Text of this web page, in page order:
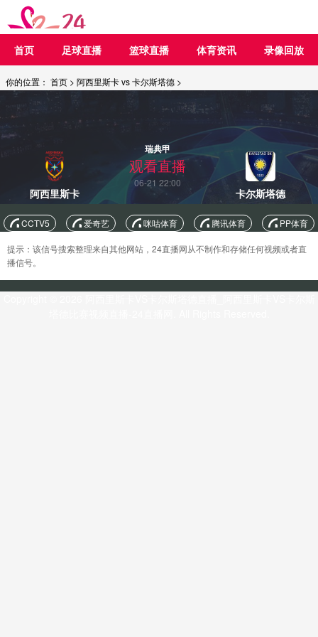
首页 足球直播 篮球直播 体育资讯 录像回放
你的位置： 首页 > 阿西里斯卡 vs 卡尔斯塔德 >
阿西里斯卡
瑞典甲
观看直播
06-21 22:00
卡尔斯塔德
CCTV5 爱奇艺 咪咕体育 腾讯体育 PP体育
提示：该信号搜索整理来自其他网站，24直播网从不制作和存储任何视频或者直
播信号。